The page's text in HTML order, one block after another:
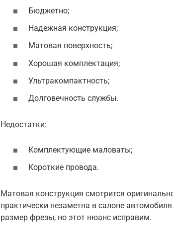
Бюджетно;
Надежная конструкция;
Матовая поверхность;
Хорошая комплектация;
Ультракомпактность;
Долговечность службы.
Недостатки:
Комплектующие маловаты;
Короткие провода.
Матовая конструкция смотрится
практически незаметна в салоне
размер фрезы, но этот нюанс исправим.